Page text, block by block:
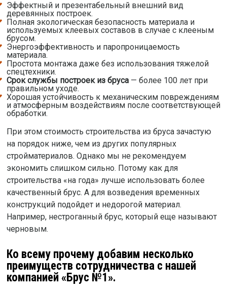
Эффектный и презентабельный внешний вид
деревянных построек.
Полная экологическая безопасность материала и
используемых клеевых составов в случае с клееным
брусом.
Энергоэффективность и паропроницаемость
материала.
Простота монтажа даже без использования тяжелой
спецтехники.
Срок службы построек из бруса— более 100 лет при
правильном уходе.
Хорошая устойчивость к механическим повреждениям
и атмосферным воздействиям после соответствующей
обработки.
При этом стоимость строительства из бруса зачастую
на порядок ниже, чем из других популярных
стройматериалов. Однако мы не рекомендуем
экономить слишком сильно. Потому как для
строительства «на года» лучше использовать более
качественный брус. А для возведения временных
конструкций подойдет и недорогой материал.
Например, нестроганный брус, который еще называют
черновым.
Ко всему прочему добавим несколько
преимуществ сотрудничества с нашей
компанией «Брус №1».